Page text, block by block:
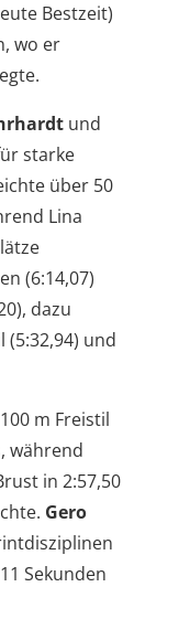
Bestzeit)
wo er
und
starke
über 50
Lina
(6:14,07)
dazu
(5:32,94) und
m Freistil
während
in 2:57,50
Gero
Sekunden